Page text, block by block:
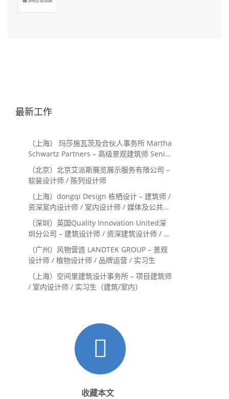
最新工作
（上海） 玛莎施瓦茨及合伙人事务所 Martha
Schwartz Partners – 高级景观建筑师 Senior
Landscape Designer / 景观建筑师
Landscape Designer
（北京）北京艾派斯展览展示服务有限公司 –
软装设计师 / 陈列设计师
（上海）dongqi Design 栋栖设计 – 建筑师 /
资深室内设计师 / 室内设计师 / 媒体及公共关
系主管 / 设计实习生（常年招聘）
（深圳）英国Quality Innovation United深
圳分公司 – 建筑设计师 / 资深建筑设计师 / 室
内设计师 / 设计实习生
（广州）风物营造 LANDTEK GROUP – 景观
设计师 / 植物设计师 / 品牌运营 / 实习生
（上海）空间里建筑设计事务所 – 项目建筑师
/ 室内设计师 / 实习生（建筑/室内）
收藏本文